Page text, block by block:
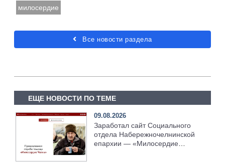
милосердие
Все новости раздела
ЕЩЕ НОВОСТИ ПО ТЕМЕ
09.08.2026
Заработал сайт Социального
отдела Набережночелнинской
епархии — «Милосердие